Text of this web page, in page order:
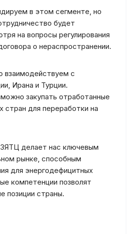
в этом сегменте, но
будет
на вопросы регулирования
о нераспространении.
с
Ирана и Турции.
закупать отработанные
стран для переработки на
делает нас ключевым
рынке, способным
для энергодефицитных
компетенции позволят
позиции страны.